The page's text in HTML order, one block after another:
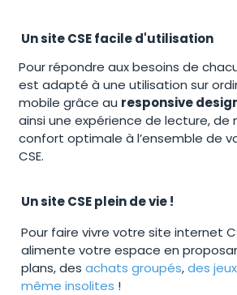
Un site CSE facile d'utilisation
Pour répondre aux besoins de
est adapté à une utilisation sur
mobile grâce au responsive
ainsi une expérience de lecture,
confort optimale à l’ensemble de
CSE.
Un site CSE plein de vie !
Pour faire vivre votre site internet
alimente votre espace en
plans, des achats groupés,des
même insolites !